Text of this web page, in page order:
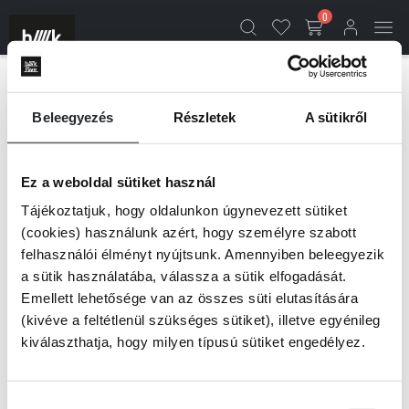
Beleegyezés Részletek A sütikről
Ez a weboldal sütiket használ
Tájékoztatjuk, hogy oldalunkon úgynevezett sütiket
(cookies) használunk azért, hogy személyre szabott
felhasználói élményt nyújtsunk. Amennyiben beleegyezik
a sütik használatába, válassza a sütik elfogadását.
Emellett lehetősége van az összes süti elutasítására
(kivéve a feltétlenül szükséges sütiket), illetve egyénileg
kiválaszthatja, hogy milyen típusú sütiket engedélyez.
0
RÓLUNK - LIBRI
A 2011-ben alapított Libri Kiadó
a hazai könyvpiac meghatározó
szereplőjeként regényeket, illetve ismeretterjesztő köteteket egyaránt
gondoz, és portfóliójában szinte minden műfaj képviselteti magát a
történelmi vagy romantikus regényektől kezdve a szakácskönyveken át a
pszichológiai kézikönyvekig. A kiadó különös figyelmet fordít a jelen
társadalmi problémáira és kérdéseire, valamint kiemelten fontosnak
tartja a női perspektívából elmesélt történeteket. Legnépszerűbb hazai
szerzői – például Fábián Janka, Szlavicsek Judit, Bibók Bea, Bősze Ádám,
Náray Tamás, Frei Tamás, Sal Endre – a sikerlisták állandó szereplői. Az
meg itt, mint Khaled Hosseini regényei, azAhol a folyami rákok